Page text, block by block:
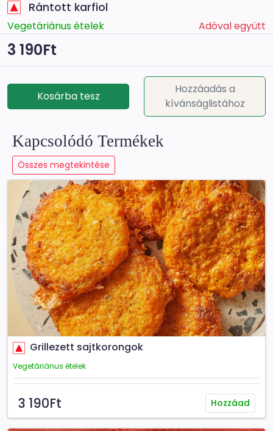
Rántott karfiol
Vegetáriánus ételek Adóval együtt
3 190Ft
Kosárba tesz
Hozzáadás a
kívánságlistához
Kapcsolódó Termékek
Összes megtekintése
Grillezett sajtkorongok
Vegetáriánus ételek
3 190Ft Hozzáad